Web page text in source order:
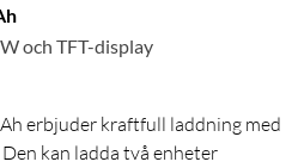
och TFT-display
erbjuder kraftfull laddning med
kan ladda två enheter